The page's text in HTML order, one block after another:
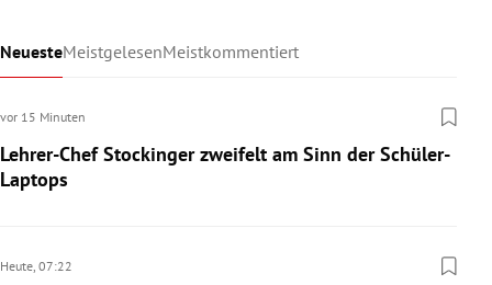
NeuesteMeistgelesenMeistkommentiert
vor 15 Minuten
Lehrer-Chef Stockinger zweifelt am Sinn der Schüler-
Laptops
Heute, 07:22